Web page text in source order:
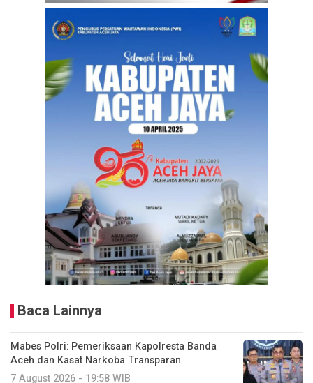
Baca Lainnya
Mabes Polri: Pemeriksaan Kapolresta Banda
Aceh dan Kasat Narkoba Transparan
7 August 2026 - 19:58 WIB